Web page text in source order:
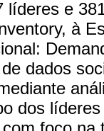
líderes e
à
dados
dos